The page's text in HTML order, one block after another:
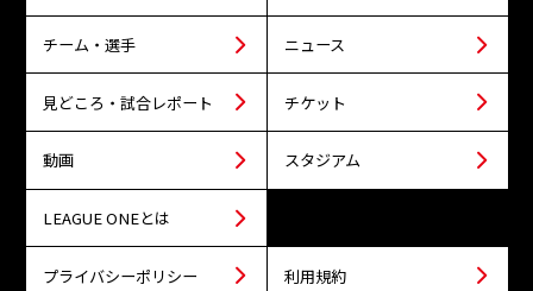
チーム・選手 ニュース
見どころ・試合レポート チケット
動画 スタジアム
LEAGUE ONEとは
プライバシーポリシー 利用規約